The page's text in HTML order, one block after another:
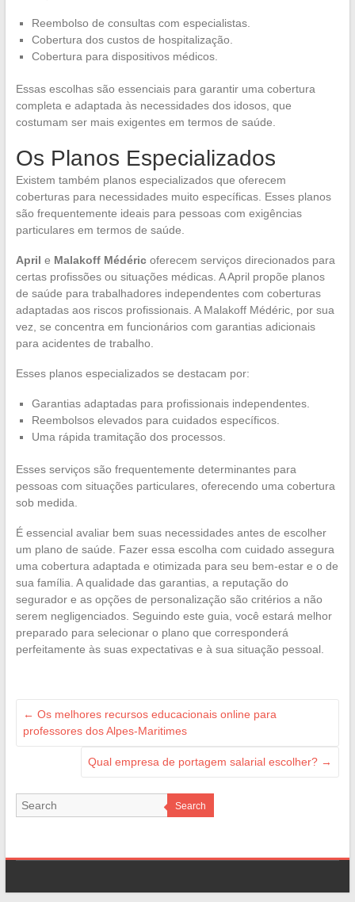
Reembolso de consultas com especialistas.
Cobertura dos custos de hospitalização.
Cobertura para dispositivos médicos.
Essas escolhas são essenciais para garantir uma cobertura
completa e adaptada às necessidades dos idosos, que
costumam ser mais exigentes em termos de saúde.
Os Planos Especializados
Existem também planos especializados que oferecem
coberturas para necessidades muito específicas. Esses planos
são frequentemente ideais para pessoas com exigências
particulares em termos de saúde.
April e Malakoff Médéricoferecem serviços direcionados para
certas profissões ou situações médicas. A April propõe planos
de saúde para trabalhadores independentes com coberturas
adaptadas aos riscos profissionais. A Malakoff Médéric, por sua
vez, se concentra em funcionários com garantias adicionais
para acidentes de trabalho.
Esses planos especializados se destacam por:
Garantias adaptadas para profissionais independentes.
Reembolsos elevados para cuidados específicos.
Uma rápida tramitação dos processos.
Esses serviços são frequentemente determinantes para
pessoas com situações particulares, oferecendo uma cobertura
sob medida.
É essencial avaliar bem suas necessidades antes de escolher
um plano de saúde. Fazer essa escolha com cuidado assegura
uma cobertura adaptada e otimizada para seu bem-estar e o de
sua família. A qualidade das garantias, a reputação do
segurador e as opções de personalização são critérios a não
serem negligenciados. Seguindo este guia, você estará melhor
preparado para selecionar o plano que corresponderá
perfeitamente às suas expectativas e à sua situação pessoal.
← Os melhores recursos educacionais online para
professores dos Alpes-Maritimes
Qual empresa de portagem salarial escolher? →
Search